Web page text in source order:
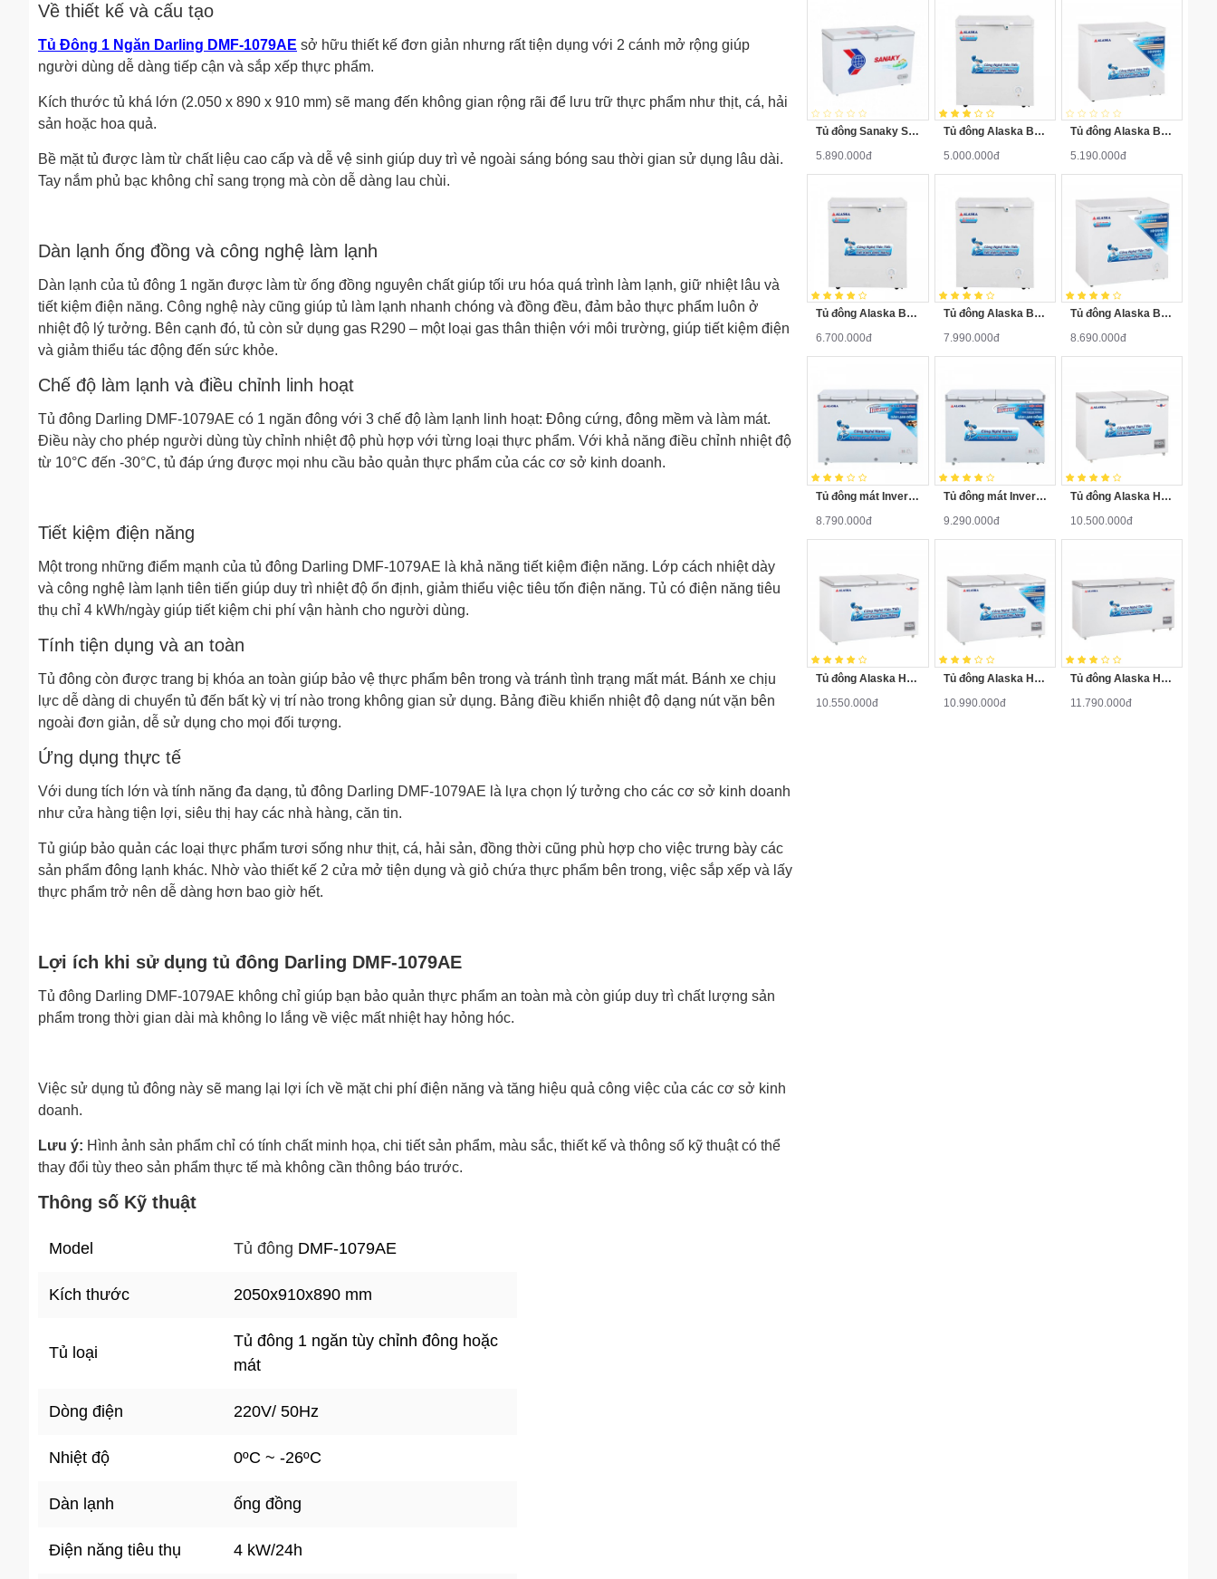
Về thiết kế và cấu tạo
Tủ Đông 1 Ngăn Darling DMF-1079AE sở hữu thiết kế đơn giản nhưng rất tiện dụng với 2 cánh mở rộng giúp
người dùng dễ dàng tiếp cận và sắp xếp thực phẩm.
Kích thước tủ khá lớn (2.050 x 890 x 910 mm) sẽ mang đến không gian rộng rãi để lưu trữ thực phẩm như thịt, cá, hải
sản hoặc hoa quả.
Bề mặt tủ được làm từ chất liệu cao cấp và dễ vệ sinh giúp duy trì vẻ ngoài sáng bóng sau thời gian sử dụng lâu dài.
Tay nắm phủ bạc không chỉ sang trọng mà còn dễ dàng lau chùi.
Dàn lạnh ống đồng và công nghệ làm lạnh
Dàn lạnh của tủ đông 1 ngăn được làm từ ống đồng nguyên chất giúp tối ưu hóa quá trình làm lạnh, giữ nhiệt lâu và
tiết kiệm điện năng. Công nghệ này cũng giúp tủ làm lạnh nhanh chóng và đồng đều, đảm bảo thực phẩm luôn ở
nhiệt độ lý tưởng. Bên cạnh đó, tủ còn sử dụng gas R290 – một loại gas thân thiện với môi trường, giúp tiết kiệm điện
và giảm thiểu tác động đến sức khỏe.
Chế độ làm lạnh và điều chỉnh linh hoạt
Tủ đông Darling DMF-1079AE có 1 ngăn đông với 3 chế độ làm lạnh linh hoạt: Đông cứng, đông mềm và làm mát.
Điều này cho phép người dùng tùy chỉnh nhiệt độ phù hợp với từng loại thực phẩm. Với khả năng điều chỉnh nhiệt độ
từ 10°C đến -30°C, tủ đáp ứng được mọi nhu cầu bảo quản thực phẩm của các cơ sở kinh doanh.
Tiết kiệm điện năng
Một trong những điểm mạnh của tủ đông Darling DMF-1079AE là khả năng tiết kiệm điện năng. Lớp cách nhiệt dày
và công nghệ làm lạnh tiên tiến giúp duy trì nhiệt độ ổn định, giảm thiểu việc tiêu tốn điện năng. Tủ có điện năng tiêu
thụ chỉ 4 kWh/ngày giúp tiết kiệm chi phí vận hành cho người dùng.
Tính tiện dụng và an toàn
Tủ đông còn được trang bị khóa an toàn giúp bảo vệ thực phẩm bên trong và tránh tình trạng mất mát. Bánh xe chịu
lực dễ dàng di chuyển tủ đến bất kỳ vị trí nào trong không gian sử dụng. Bảng điều khiển nhiệt độ dạng nút vặn bên
ngoài đơn giản, dễ sử dụng cho mọi đối tượng.
Ứng dụng thực tế
Với dung tích lớn và tính năng đa dạng, tủ đông Darling DMF-1079AE là lựa chọn lý tưởng cho các cơ sở kinh doanh
như cửa hàng tiện lợi, siêu thị hay các nhà hàng, căn tin.
Tủ giúp bảo quản các loại thực phẩm tươi sống như thịt, cá, hải sản, đồng thời cũng phù hợp cho việc trưng bày các
sản phẩm đông lạnh khác. Nhờ vào thiết kế 2 cửa mở tiện dụng và giỏ chứa thực phẩm bên trong, việc sắp xếp và lấy
thực phẩm trở nên dễ dàng hơn bao giờ hết.
Lợi ích khi sử dụng tủ đông Darling DMF-1079AE
Tủ đông Darling DMF-1079AE không chỉ giúp bạn bảo quản thực phẩm an toàn mà còn giúp duy trì chất lượng sản
phẩm trong thời gian dài mà không lo lắng về việc mất nhiệt hay hỏng hóc.
Việc sử dụng tủ đông này sẽ mang lại lợi ích về mặt chi phí điện năng và tăng hiệu quả công việc của các cơ sở kinh
doanh.
Lưu ý: Hình ảnh sản phẩm chỉ có tính chất minh họa, chi tiết sản phẩm, màu sắc, thiết kế và thông số kỹ thuật có thể
thay đổi tùy theo sản phẩm thực tế mà không cần thông báo trước.
Thông số Kỹ thuật
Model Tủ đông DMF-1079AE
Kích thước 2050x910x890 mm
Tủ loại
Tủ đông 1 ngăn tùy chỉnh đông hoặc
mát
Dòng điện 220V/ 50Hz
Nhiệt độ 0ºC ~ -26ºC
Dàn lạnh ống đồng
Điện năng tiêu thụ 4 kW/24h
Tủ đông Sanaky SNK-2900A
5.890.000đ
Tủ đông Alaska BD-200
5.000.000đ
Tủ đông Alaska BD-200C
5.190.000đ
Tủ đông Alaska BD-300
6.700.000đ
Tủ đông Alaska BD-400
7.990.000đ
Tủ đông Alaska BD-400C
8.690.000đ
Tủ đông mát Inverter FCA-3600CI
8.790.000đ
Tủ đông mát Inverter FCA-4600CI
9.290.000đ
Tủ đông Alaska HB-500N
10.500.000đ
Tủ đông Alaska HB-550N
10.550.000đ
Tủ đông Alaska HB-550C
10.990.000đ
Tủ đông Alaska HB-650N
11.790.000đ